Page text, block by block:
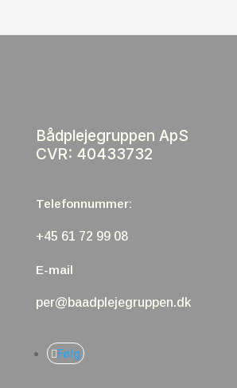
Bådplejegruppen ApS
CVR: 40433732
Telefonnummer:
+45 61 72 99 08
E-mail
per@baadplejegruppen.dk
Følg